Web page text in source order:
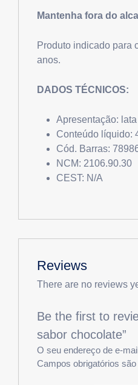
Mantenha fora do
Produto indicado para
anos.
DADOS TÉCNICOS:
Apresentação: lata
Conteúdo líquido:
Cód. Barras:
NCM: 2106.90.30
CEST: N/A
Reviews
There are no reviews
Be the first to
sabor chocolate”
O seu endereço de e-
Campos obrigatórios